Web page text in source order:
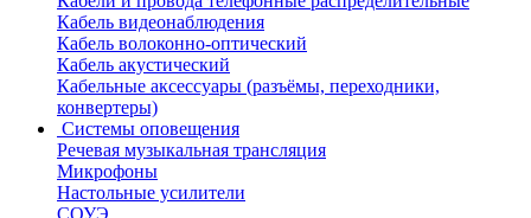
Кабель видеонаблюдения
Кабель волоконно-оптический
Кабель акустический
Кабельные аксессуары (разъёмы, переходники,
конвертеры)
Системы оповещения
Речевая музыкальная трансляция
Микрофоны
Настольные усилители
СОУЭ